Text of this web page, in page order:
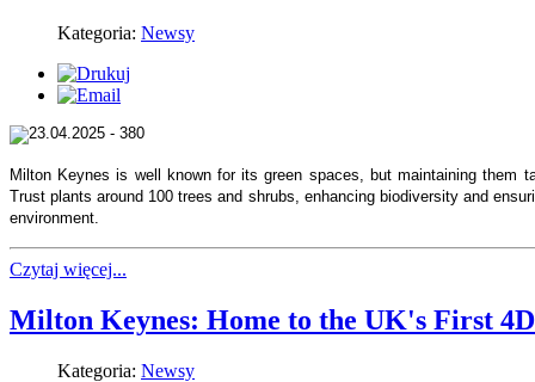
Kategoria: Newsy
Milton Keynes is well known for its green spaces, but maintaining them
Trust plants around 100 trees and shrubs, enhancing biodiversity and
environment.
Czytaj więcej...
Milton Keynes: Home to the UK's First
Kategoria: Newsy